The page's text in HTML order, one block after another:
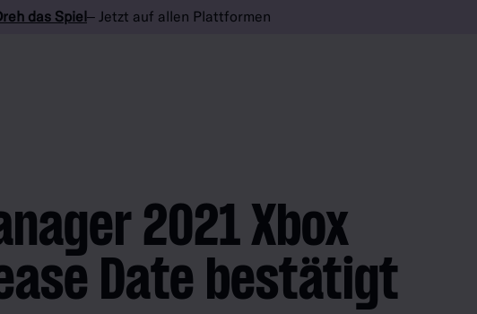
das Spiel– Jetzt auf allen Plattformen
2021 Xbox
Date bestätigt